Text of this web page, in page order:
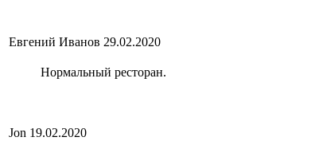
Евгений Иванов 29.02.2020
Нормальный ресторан.
Jon 19.02.2020